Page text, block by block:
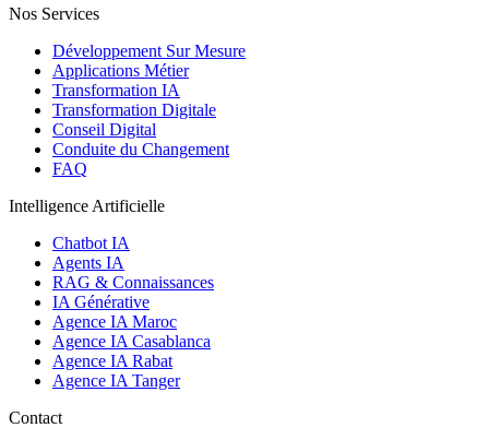
Nos Services
Développement Sur Mesure
Applications Métier
Transformation IA
Transformation Digitale
Conseil Digital
Conduite du Changement
FAQ
Intelligence Artificielle
Chatbot IA
Agents IA
RAG & Connaissances
IA Générative
Agence IA Maroc
Agence IA Casablanca
Agence IA Rabat
Agence IA Tanger
Contact